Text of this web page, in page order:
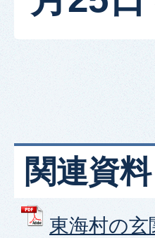
関連資料
東海村の